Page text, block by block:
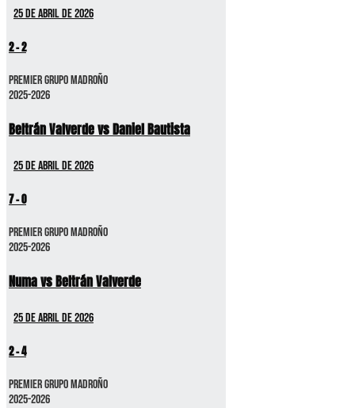
25 de abril de 2026
2-2
Premier GRUPO MADROÑO
2025-2026
Beltrán Valverde vs Daniel Bautista
25 de abril de 2026
7-0
Premier GRUPO MADROÑO
2025-2026
Numa vs Beltrán Valverde
25 de abril de 2026
2-4
Premier GRUPO MADROÑO
2025-2026